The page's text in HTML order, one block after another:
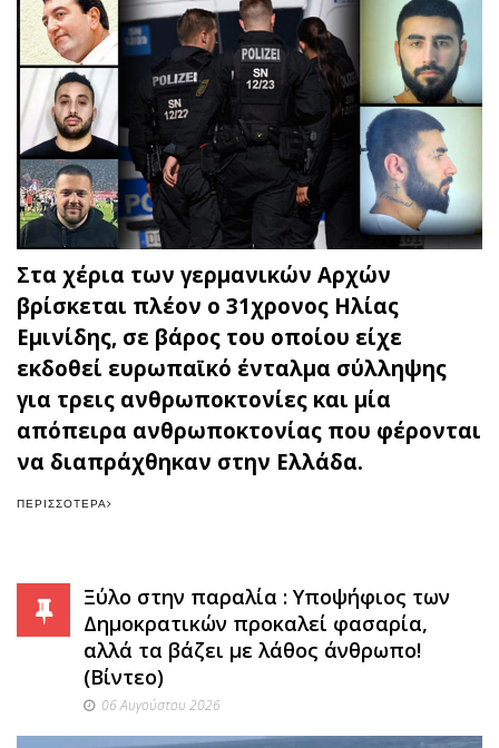
Στα χέρια των γερμανικών Αρχών
βρίσκεται πλέον ο 31χρονος Ηλίας
Εμινίδης, σε βάρος του οποίου είχε
εκδοθεί ευρωπαϊκό ένταλμα σύλληψης
για τρεις ανθρωποκτονίες και μία
απόπειρα ανθρωποκτονίας που φέρονται
να διαπράχθηκαν στην Ελλάδα.
ΠΕΡΙΣΣΌΤΕΡΑ
Ξύλο στην παραλία : Υποψήφιος των
Δημοκρατικών προκαλεί φασαρία,
αλλά τα βάζει με λάθος άνθρωπο!
(Βίντεο)
06 Αυγούστου 2026